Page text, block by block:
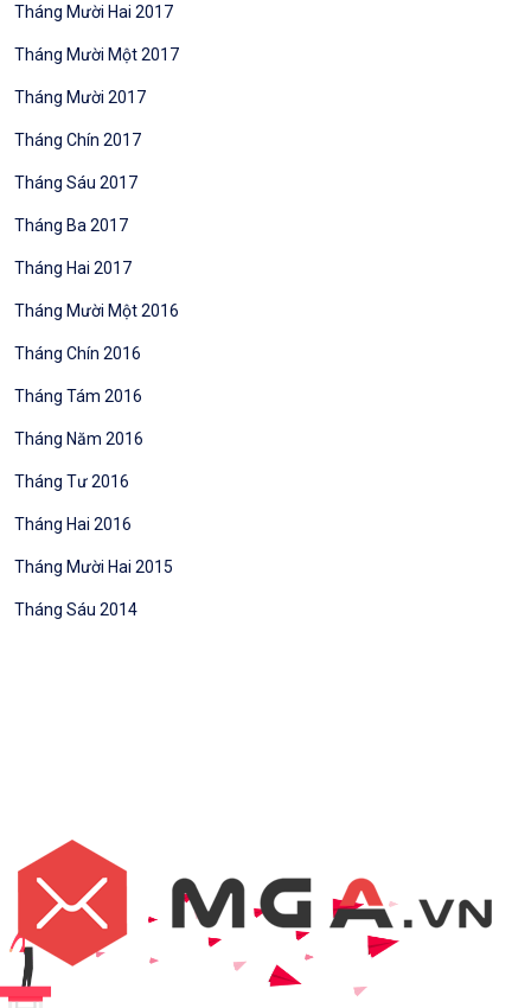
Tháng Mười Hai 2017
Tháng Mười Một 2017
Tháng Mười 2017
Tháng Chín 2017
Tháng Sáu 2017
Tháng Ba 2017
Tháng Hai 2017
Tháng Mười Một 2016
Tháng Chín 2016
Tháng Tám 2016
Tháng Năm 2016
Tháng Tư 2016
Tháng Hai 2016
Tháng Mười Hai 2015
Tháng Sáu 2014